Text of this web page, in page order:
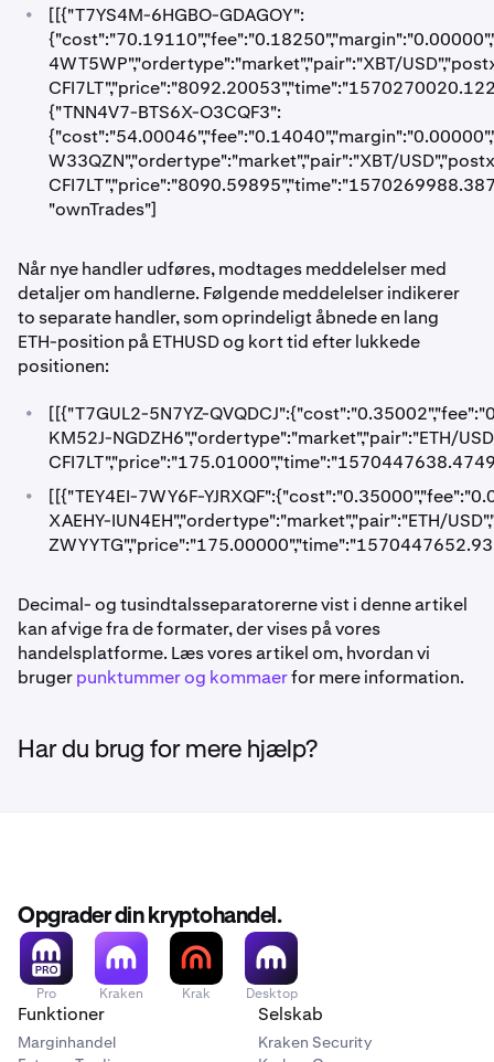
•
[[{"T7YS4M-6HGBO-GDAGOY":
4WT5WP","ordertype":"market","pair":"XBT/
{"TNN4V7-BTS6X-O3CQF3":
W33QZN","ordertype":"market","pair":"XBT/
"ownTrades"]
Når nye handler udføres, modtages meddelelser med
detaljer om handlerne. Følgende meddelelser indikerer
to separate handler, som oprindeligt åbnede en lang
ETH-position på ETHUSD og kort tid efter lukkede
positionen:
•
[[{"T7GUL2-5N7YZ-
KM52J-NGDZH6","ordertype":"market","pair":"ETH/
•
[[{"TEY4EI-7WY6F-
XAEHY-IUN4EH","ordertype":"market","pair":"ETH/
Decimal- og tusindtalsseparatorerne vist i denne artikel
kan afvige fra de formater, der vises på vores
handelsplatforme. Læs vores artikel om, hvordan vi
brugerpunktummer og kommaerfor mere information.
Har du brug for mere hjælp?
Opgrader din kryptohandel.
Pro Kraken Krak Desktop
Funktioner
Marginhandel
Selskab
Kraken Security